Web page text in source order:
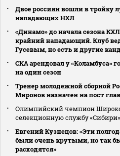
Двое россиян вошли в тройку
нападающих НХЛ
«Динамо» до начала сезона
крайний нападающий. Клуб
Гусевым, но есть и другие
СКА арендовал у «Коламбуса»
на один сезон
Тренер молодежной сборной
Миронов назначен на пост
Олимпийский чемпион
селекционную службу «Сибири»
Евгений Кузнецов: «Эти
были очень крутыми, но так
расходятся»